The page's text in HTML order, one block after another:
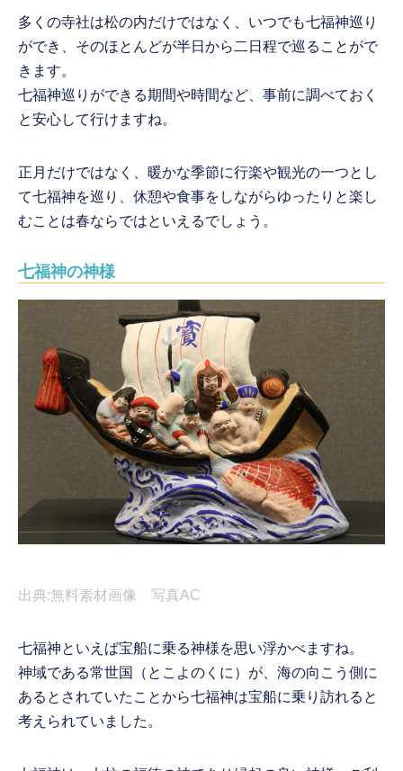
多くの寺社は松の内だけではなく、いつでも七福神巡り
ができ、そのほとんどが半日から二日程で巡ることがで
きます。
七福神巡りができる期間や時間など、事前に調べておく
と安心して行けますね。
正月だけではなく、暖かな季節に行楽や観光の一つとし
て七福神を巡り、休憩や食事をしながらゆったりと楽し
むことは春ならではといえるでしょう。
七福神の神様
出典:無料素材画像 写真AC
七福神といえば宝船に乗る神様を思い浮かべますね。
神域である常世国（とこよのくに）が、海の向こう側に
あるとされていたことから七福神は宝船に乗り訪れると
考えられていました。